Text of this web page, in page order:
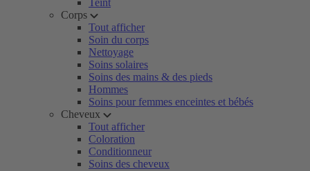
Teint
Corps
Tout afficher
Soin du corps
Nettoyage
Soins solaires
Soins des mains & des pieds
Hommes
Soins pour femmes enceintes et bébés
Cheveux
Tout afficher
Coloration
Conditionneur
Soins des cheveux